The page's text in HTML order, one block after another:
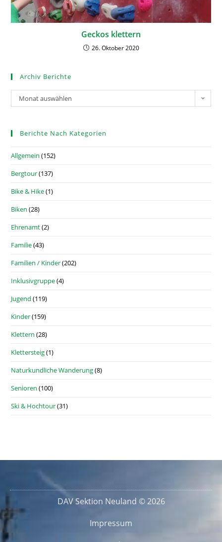
Geckos klettern
26. Oktober 2020
Archiv Berichte
Monat auswählen
Berichte Nach Kategorien
Allgemein (152)
Bergtour(137)
Bike & Hike(1)
Biken (28)
Ehrenamt(2)
Familie(43)
Familien / Kinder(202)
Inklusivgruppe(4)
Jugend (119)
Kinder(159)
Klettern (28)
Klettersteig(1)
Naturkundliche Wanderung(8)
Senioren (100)
Ski & Hochtour(31)
DAV Sektion Neuland © 2026
Impressum